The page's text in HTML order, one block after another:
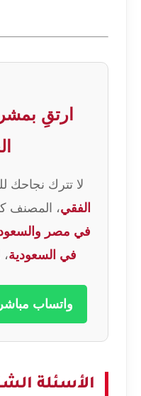
ارتقِ
لا تترك نجاحك
الفقي، المصنف
في مصر
في السعودية
واتساب مباشر
الأسئلة